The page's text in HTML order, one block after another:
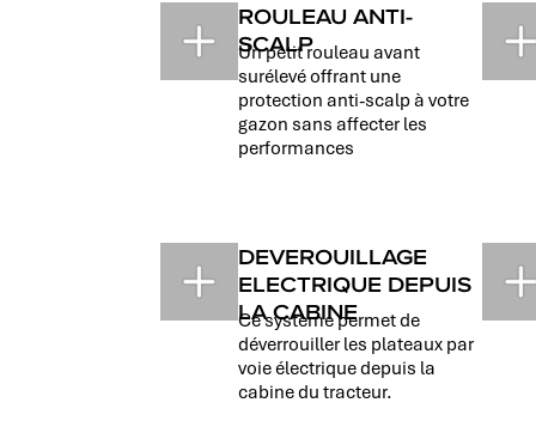
ROULEAU ANTI-
SCALP
Un petit rouleau avant
surélevé offrant une
protection anti-scalp à votre
gazon sans affecter les
performances
DEVEROUILLAGE
ELECTRIQUE DEPUIS
LA CABINE
Ce système permet de
déverrouiller les plateaux par
voie électrique depuis la
cabine du tracteur.